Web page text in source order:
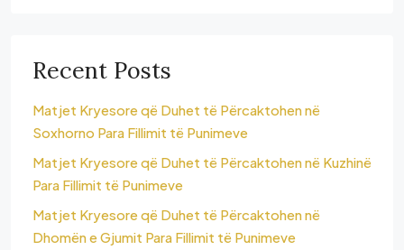
Recent Posts
Matjet Kryesore që Duhet të Përcaktohen në
Soxhorno Para Fillimit të Punimeve
Matjet Kryesore që Duhet të Përcaktohen në Kuzhinë
Para Fillimit të Punimeve
Matjet Kryesore që Duhet të Përcaktohen në
Dhomën e Gjumit Para Fillimit të Punimeve